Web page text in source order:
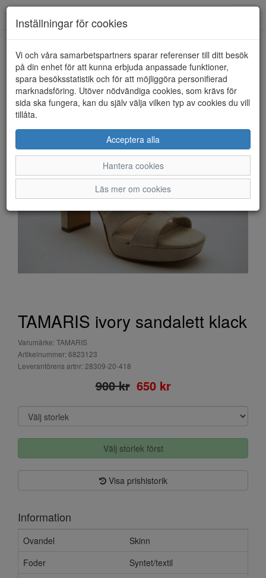
HEM TAMARIS
TAMARIS ivory sandalett klack
Varumärke: TAMARIS
Artikelnummer: 6823123
Leverantörens artnr: 28309-20-418
900 kr 650 kr
Välj storlek först
Visa prishistorik
Information
Ovandel
Skinn
Foder
Syntet/textil
Inställningar för cookies
Vi och våra samarbetspartners sparar referenser till ditt besök
på din enhet för att kunna erbjuda anpassade funktioner,
spara besöksstatistik och för att möjliggöra personifierad
marknadsföring. Utöver nödvändiga cookies, som krävs för
sida ska fungera, kan du själv välja vilken typ av cookies du vill
tillåta.
Acceptera alla
Hantera cookies
Läs mer om cookies